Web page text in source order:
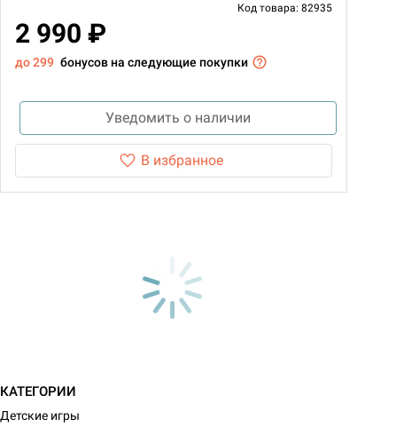
Код товара: 82935
2 990 ₽
до 299 бонусов на следующие покупки
Уведомить о наличии
В избранное
КАТЕГОРИИ
Детские игры